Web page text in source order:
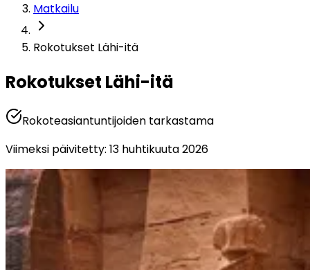
Matkailu
Rokotukset Lähi-itä
Rokotukset Lähi-itä
Rokoteasiantuntijoiden tarkastama
Viimeksi päivitetty: 13 huhtikuuta 2026